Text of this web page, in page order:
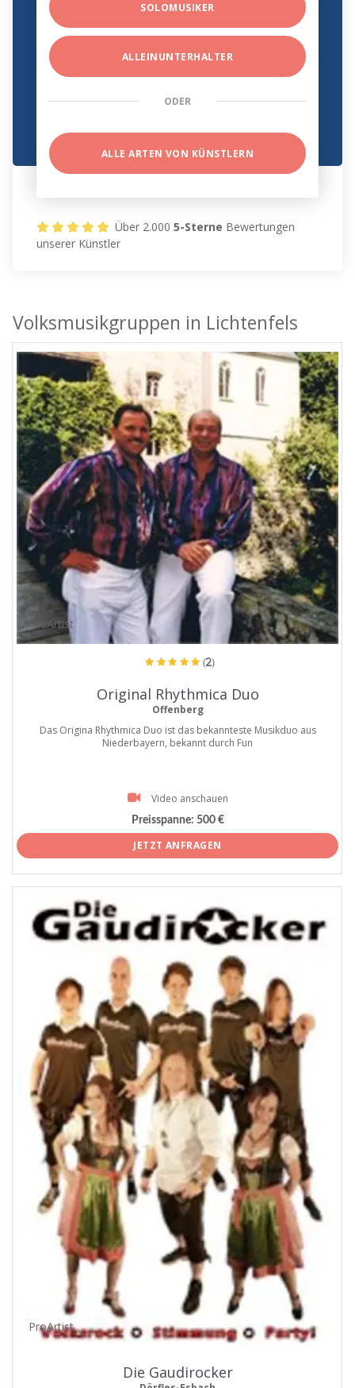
SOLOMUSIKER
ALLEINUNTERHALTER
ODER
ALLE ARTEN VON KÜNSTLERN
Über 2.0005-Sterne Bewertungen
unserer Künstler
Volksmusikgruppen in Lichtenfels
ProArtist
(2)
Original Rhythmica Duo
Offenberg
Das Origina Rhythmica Duo ist das bekannteste Musikduo aus
Niederbayern, bekannt durch Fun
Video anschauen
Preisspanne: 500 €
JETZT ANFRAGEN
ProArtist
Die Gaudirocker